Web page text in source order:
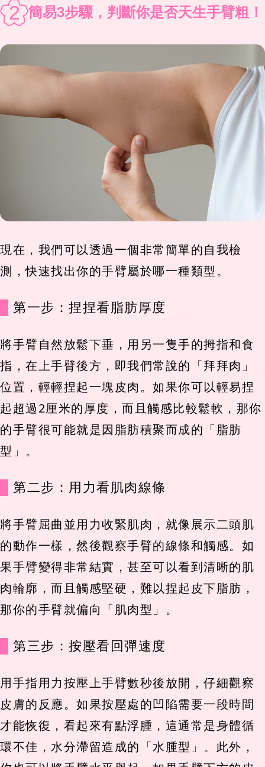
2 簡易3步驟，判斷你是否天生手臂粗！
現在，我們可以透過一個非常簡單的自我檢
測，快速找出你的手臂屬於哪一種類型。
第一步：捏捏看脂肪厚度
將手臂自然放鬆下垂，用另一隻手的拇指和食
指，在上手臂後方，即我們常說的「拜拜肉」
位置，輕輕捏起一塊皮肉。如果你可以輕易捏
起超過2厘米的厚度，而且觸感比較鬆軟，那你
的手臂很可能就是因脂肪積聚而成的「脂肪
型」。
第二步：用力看肌肉線條
將手臂屈曲並用力收緊肌肉，就像展示二頭肌
的動作一樣，然後觀察手臂的線條和觸感。如
果手臂變得非常結實，甚至可以看到清晰的肌
肉輪廓，而且觸感堅硬，難以捏起皮下脂肪，
那你的手臂就偏向「肌肉型」。
第三步：按壓看回彈速度
用手指用力按壓上手臂數秒後放開，仔細觀察
皮膚的反應。如果按壓處的凹陷需要一段時間
才能恢復，看起來有點浮腫，這通常是身體循
環不佳，水分滯留造成的「水腫型」。此外，